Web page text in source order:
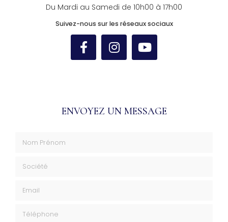
Du Mardi au Samedi de 10h00 à 17h00
Suivez-nous sur les réseaux sociaux
ENVOYEZ UN MESSAGE